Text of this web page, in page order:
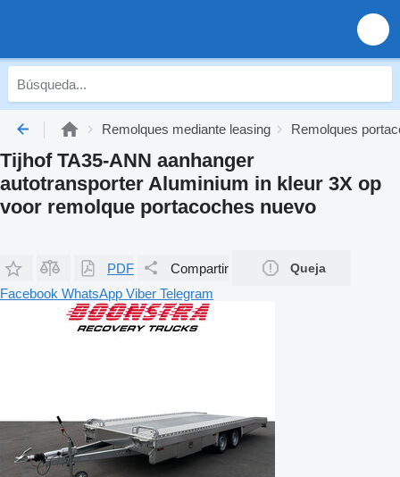
Remolques mediante leasing Remolques
Tijhof TA35-ANN aanhanger
autotransporter Aluminium in kleur 3X op
voor remolque portacoches nuevo
PDF Compartir Queja
Facebook WhatsApp Viber Telegram